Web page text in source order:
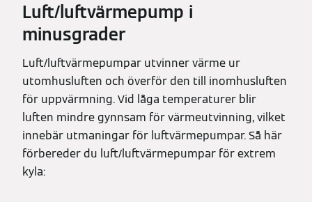
Luft/luftvärmepump i
minusgrader
Luft/luftvärmepumpar utvinner värme ur
utomhusluften och överför den till inomhusluften
för uppvärmning. Vid låga temperaturer blir
luften mindre gynnsam för värmeutvinning, vilket
innebär utmaningar för luftvärmepumpar. Så här
förbereder du luft/luftvärmepumpar för extrem
kyla: